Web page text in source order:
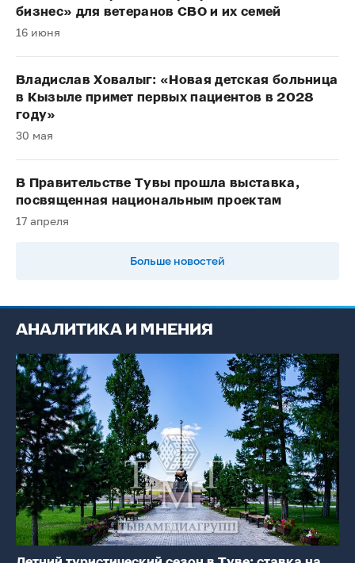
бизнес» для ветеранов СВО и их семей
16 июня
Владислав Ховалыг: «Новая детская больница
в Кызыле примет первых пациентов в 2028
году»
30 мая
В Правительстве Тувы прошла выставка,
посвященная национальным проектам
17 апреля
Больше новостей
АНАЛИТИКА И МНЕНИЯ